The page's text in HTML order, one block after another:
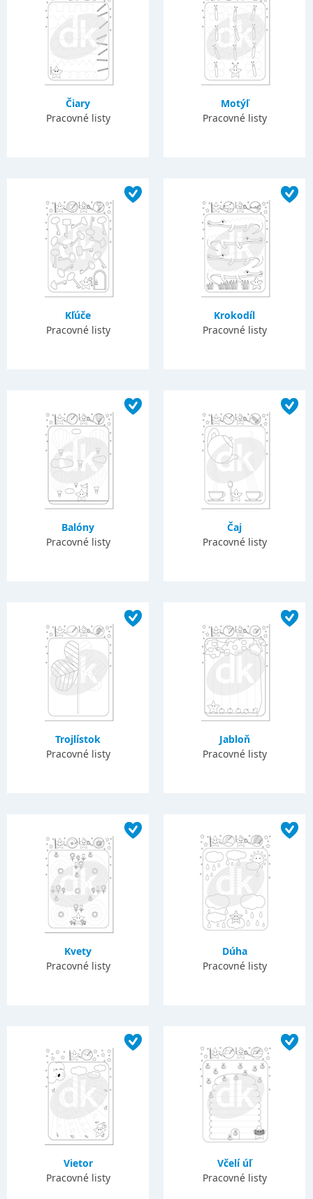
Čiary
Pracovné listy
Motýľ
Pracovné listy
Kľúče
Pracovné listy
Krokodíl
Pracovné listy
Balóny
Pracovné listy
Čaj
Pracovné listy
Trojlístok
Pracovné listy
Jabloň
Pracovné listy
Kvety
Pracovné listy
Dúha
Pracovné listy
Vietor
Pracovné listy
Včelí úľ
Pracovné listy